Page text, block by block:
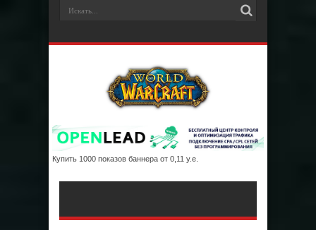
Купить 1000 показов баннера от 0,11 у.е.